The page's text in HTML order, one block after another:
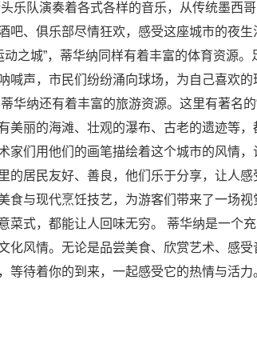
乐队演奏着各式各样的音乐，从传统墨西
吧、俱乐部尽情狂欢，感受这座城市的夜
之城”，蒂华纳同样有着丰富的体育资源
喊声，市民们纷纷涌向球场，为自己喜欢
华纳还有着丰富的旅游资源。这里有著名
美丽的海滩、壮观的瀑布、古老的遗迹等
家们用他们的画笔描绘着这个城市的风情
居民友好、善良，他们乐于分享，让人感
食与现代烹饪技艺，为游客们带来了一场
式，都能让人回味无穷。 蒂华纳是一个
化风情。无论是品尝美食、欣赏艺术、感
待着你的到来，一起感受它的热情与活力